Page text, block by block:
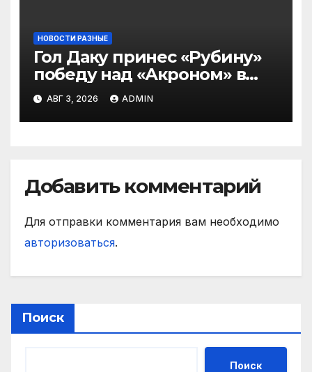
НОВОСТИ РАЗНЫЕ
Гол Даку принес «Рубину»
победу над «Акроном» в
матче РПЛ
АВГ 3, 2026 ADMIN
Добавить комментарий
Для отправки комментария вам необходимо
авторизоваться.
Поиск
Поиск